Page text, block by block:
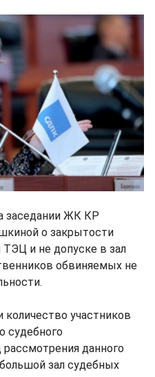
заседании ЖК КР
о закрытости
и не допуске в зал
обвиняемых не
участников
судебного
рассмотрения данного
зал судебных